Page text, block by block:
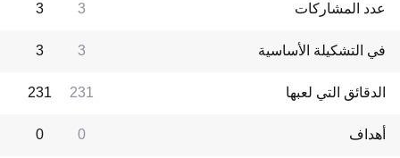
عدد المشاركات 3
3
في التشكيلة الأساسية 3
3
الدقائق التي لعبها 231
231
أهداف 0
0